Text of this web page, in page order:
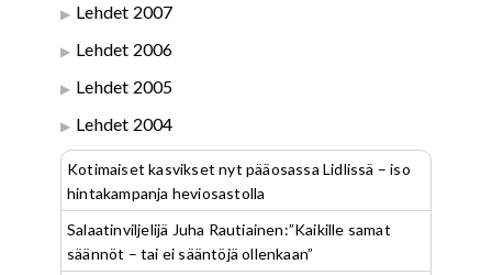
Lehdet 2007
Lehdet 2006
Lehdet 2005
Lehdet 2004
Kotimaiset kasvikset nyt pääosassa Lidlissä – iso
hintakampanja heviosastolla
Salaatinviljelijä Juha Rautiainen:”Kaikille samat
säännöt – tai ei sääntöjä ollenkaan”